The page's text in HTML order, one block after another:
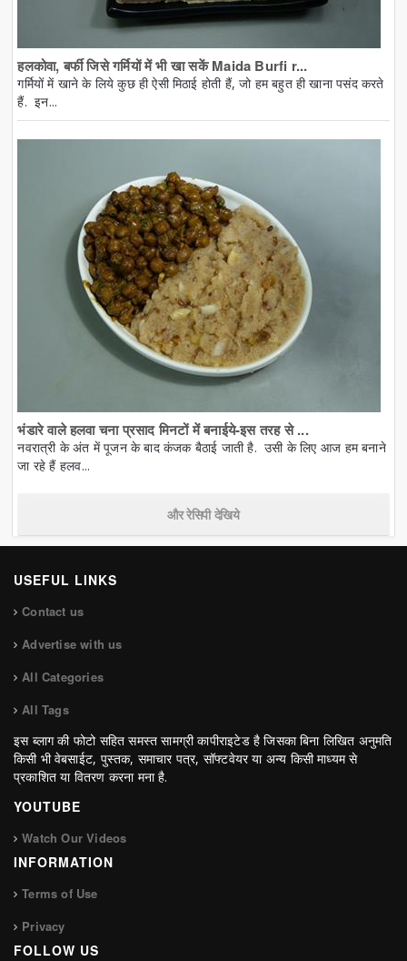
हलकोवा, बर्फी जिसे गर्मियों में भी खा सकें Maida Burfi r...
गर्मियों में खाने के लिये कुछ ही ऐसी मिठाई होती हैं, जो हम बहुत ही खाना पसंद करते
हैं. इन...
भंडारे वाले हलवा चना प्रसाद मिनटों में बनाईये-इस तरह से ...
नवरात्री के अंत में पूजन के बाद कंजक बैठाई जाती है. उसी के लिए आज हम बनाने
जा रहे हैं हलव...
और रेसिपी देखिये
USEFUL LINKS
Contact us
Advertise with us
All Categories
All Tags
इस ब्लाग की फोटो सहित समस्त सामग्री कापीराइटेड है जिसका बिना लिखित अनुमति
किसी भी वेबसाईट, पुस्तक, समाचार पत्र, सॉफ्टवेयर या अन्य किसी माध्यम से
प्रकाशित या वितरण करना मना है.
YOUTUBE
Watch Our Videos
INFORMATION
Terms of Use
Privacy
FOLLOW US